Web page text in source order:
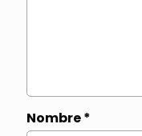
Nombre*